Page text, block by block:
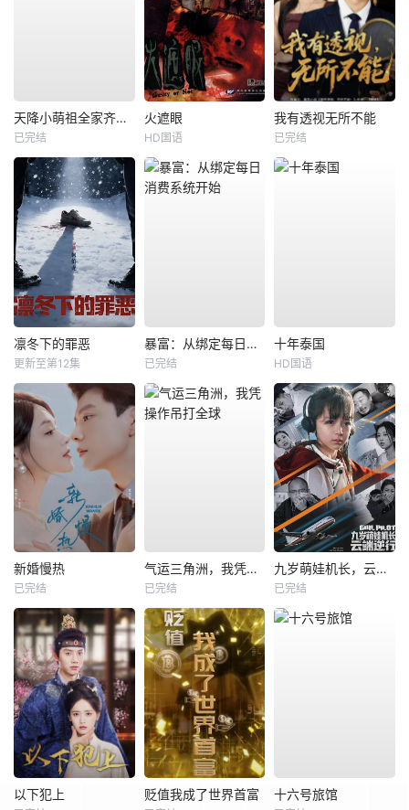
天降小萌祖全家齐齐宠
已完结
火遮眼
HD国语
我有透视无所不能
已完结
凛冬下的罪恶
更新至第12集
暴富：从绑定每日消费系统开始
已完结
十年泰国
HD国语
新婚慢热
已完结
气运三角洲，我凭操作吊打全球
已完结
九岁萌娃机长，云端逆行
已完结
以下犯上 贬值我成了世界首富 十六号旅馆